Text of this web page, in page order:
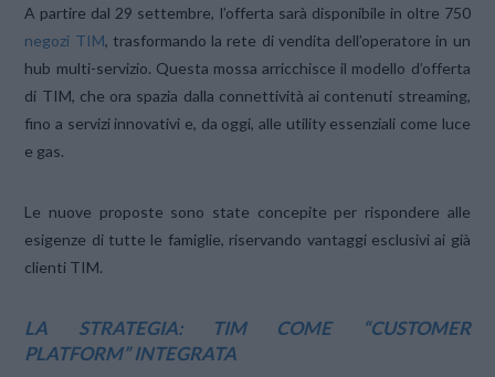
A partire dal 29 settembre, l’offerta sarà disponibile in oltre 750
negozi TIM, trasformando la rete di vendita dell’operatore in un
hub multi-servizio. Questa mossa arricchisce il modello d’offerta
di TIM, che ora spazia dalla connettività ai contenuti streaming,
fino a servizi innovativi e, da oggi, alle utility essenziali come luce
e gas.
Le nuove proposte sono state concepite per rispondere alle
esigenze di tutte le famiglie, riservando vantaggi esclusivi ai già
clienti TIM.
LA STRATEGIA: TIM COME “CUSTOMER
PLATFORM” INTEGRATA